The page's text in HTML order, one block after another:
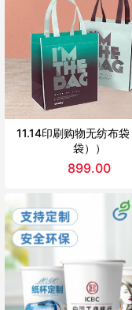
11.14印刷购物无纺布
袋））
899.00